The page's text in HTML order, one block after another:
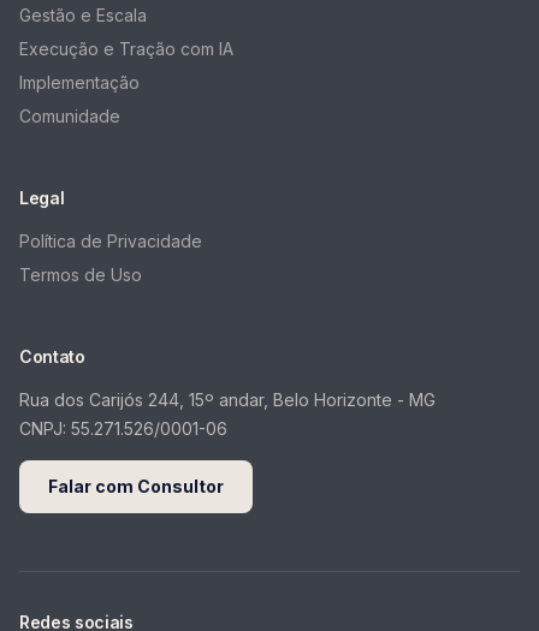
Gestão e Escala
Execução e Tração com IA
Implementação
Comunidade
Legal
Política de Privacidade
Termos de Uso
Contato
Rua dos Carijós 244, 15º andar, Belo Horizonte - MG
CNPJ: 55.271.526/0001-06
Falar com Consultor
Redes sociais